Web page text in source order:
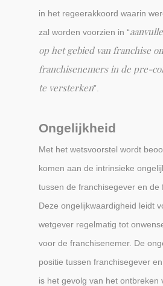
in het regeerakkoord waarin
zal worden voorzien in “
op het gebied van franchise
franchisenemers in de pre-
te versterken”.
Ongelijkheid
Met het wetsvoorstel wordt
komen aan de intrinsieke
tussen de franchisegever en de
Deze ongelijkwaardigheid leidt
wetgever regelmatig tot
voor de franchisenemer. De
positie tussen franchisegever
is het gevolg van het ontbreken